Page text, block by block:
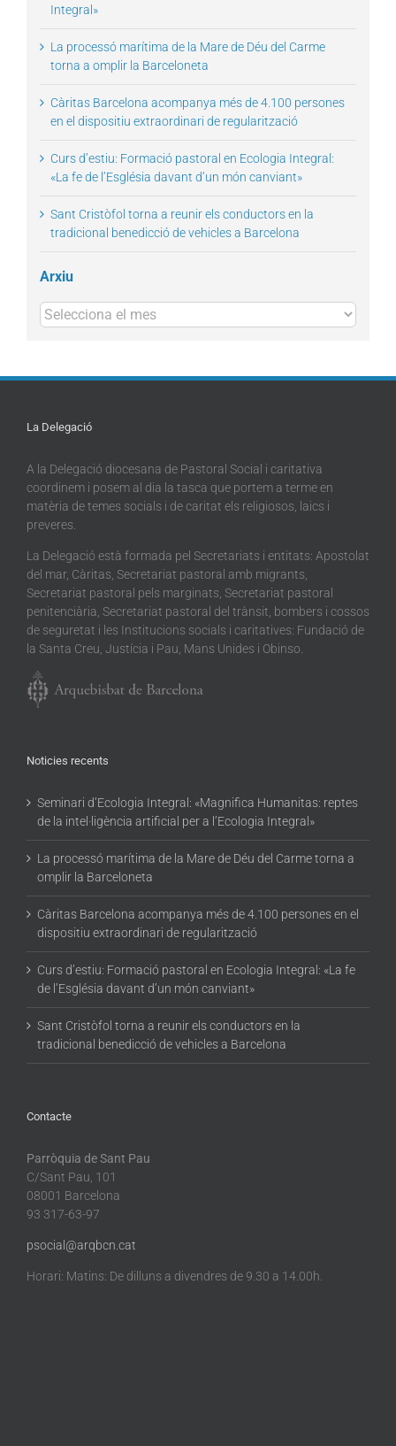
Integral»
La processó marítima de la Mare de Déu del Carme
torna a omplir la Barceloneta
Càritas Barcelona acompanya més de 4.100 persones
en el dispositiu extraordinari de regularització
Curs d’estiu: Formació pastoral en Ecologia Integral:
«La fe de l’Església davant d’un món canviant»
Sant Cristòfol torna a reunir els conductors en la
tradicional benedicció de vehicles a Barcelona
Arxiu
Arxius
La Delegació
A la Delegació diocesana de Pastoral Social i caritativa
coordinem i posem al dia la tasca que portem a terme en
matèria de temes socials i de caritat els religiosos, laics i
preveres.
La Delegació està formada pel Secretariats i entitats: Apostolat
del mar, Càritas, Secretariat pastoral amb migrants,
Secretariat pastoral pels marginats, Secretariat pastoral
penitenciària, Secretariat pastoral del trànsit, bombers i cossos
de seguretat i les Institucions socials i caritatives: Fundació de
la Santa Creu, Justícia i Pau, Mans Unides i Obinso.
Noticies recents
Seminari d’Ecologia Integral: «Magnifica Humanitas: reptes
de la intel·ligència artificial per a l’Ecologia Integral»
La processó marítima de la Mare de Déu del Carme torna a
omplir la Barceloneta
Càritas Barcelona acompanya més de 4.100 persones en el
dispositiu extraordinari de regularització
Curs d’estiu: Formació pastoral en Ecologia Integral: «La fe
de l’Església davant d’un món canviant»
Sant Cristòfol torna a reunir els conductors en la
tradicional benedicció de vehicles a Barcelona
Contacte
Parròquia de Sant Pau
C/Sant Pau, 101
08001 Barcelona
93 317-63-97
psocial@arqbcn.cat
Horari: Matins: De dilluns a divendres de 9.30 a 14.00h.